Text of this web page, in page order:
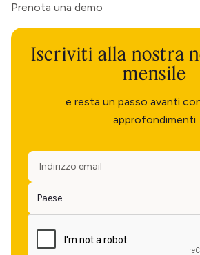
Prenota una demo
Iscriviti alla nostra
mensile
e resta un passo avanti
approfondimenti